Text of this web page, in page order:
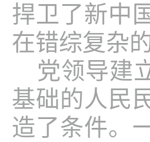
捍卫了新中
在错综复杂
党领导建
基础的人民
造了条件。